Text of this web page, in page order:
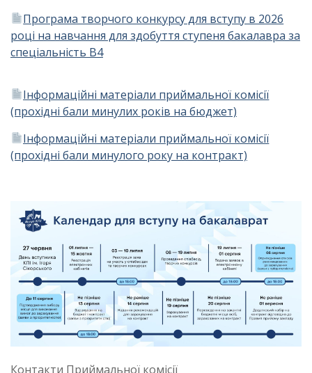
Програма творчого конкурсу для вступу в 2026
році на навчання для здобуття ступеня бакалавра за
спеціальність B4
Інформаційні матеріали приймальної комісії
(прохідні бали минулих років на бюджет)
Інформаційні матеріали приймальної комісії
(прохідні бали минулого року на контракт)
Контакти Приймальної комісії